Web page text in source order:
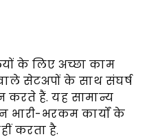
के लिए अच्छा काम
सेटअपों के साथ संघर्ष
करते हैं. यह सामान्य
भारी-भरकम कार्यों के
करता है.